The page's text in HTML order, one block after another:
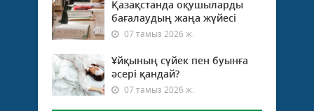
Қазақстанда оқушыларды
бағалаудың жаңа жүйесі
07 тамыз 2026 ж.
Ұйқының сүйек пен буынға
әсері қандай?
07 тамыз 2026 ж.